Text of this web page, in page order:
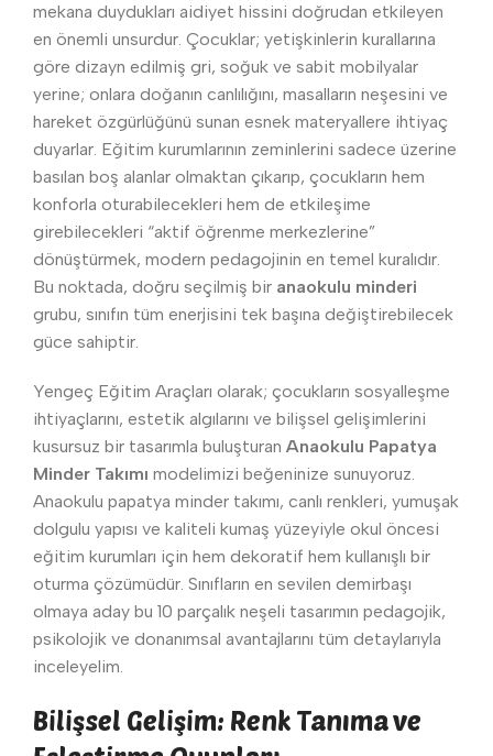
mekana duydukları aidiyet hissini doğrudan etkileyen
en önemli unsurdur. Çocuklar; yetişkinlerin kurallarına
göre dizayn edilmiş gri, soğuk ve sabit mobilyalar
yerine; onlara doğanın canlılığını, masalların neşesini ve
hareket özgürlüğünü sunan esnek materyallere ihtiyaç
duyarlar. Eğitim kurumlarının zeminlerini sadece üzerine
basılan boş alanlar olmaktan çıkarıp, çocukların hem
konforla oturabilecekleri hem de etkileşime
girebilecekleri “aktif öğrenme merkezlerine”
dönüştürmek, modern pedagojinin en temel kuralıdır.
Bu noktada, doğru seçilmiş bir anaokulu minderi
grubu, sınıfın tüm enerjisini tek başına değiştirebilecek
güce sahiptir.
Yengeç Eğitim Araçları olarak; çocukların sosyalleşme
ihtiyaçlarını, estetik algılarını ve bilişsel gelişimlerini
kusursuz bir tasarımla buluşturan Anaokulu Papatya
Minder Takımı modelimizi beğeninize sunuyoruz.
Anaokulu papatya minder takımı, canlı renkleri, yumuşak
dolgulu yapısı ve kaliteli kumaş yüzeyiyle okul öncesi
eğitim kurumları için hem dekoratif hem kullanışlı bir
oturma çözümüdür. Sınıfların en sevilen demirbaşı
olmaya aday bu 10 parçalık neşeli tasarımın pedagojik,
psikolojik ve donanımsal avantajlarını tüm detaylarıyla
inceleyelim.
Bilişsel Gelişim: Renk Tanıma ve